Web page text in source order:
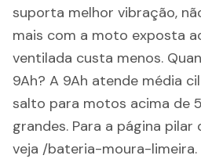
suporta melhor vibração,
mais com a moto exposta
ventilada custa menos.
9Ah? A 9Ah atende média
salto para motos acima de
grandes. Para a página pilar
veja /bateria-moura-limeira.